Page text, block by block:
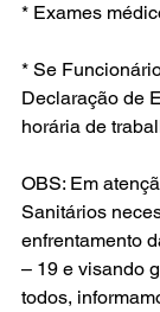
* Exames
* Se
Declaração de
horária de
OBS: Em
Sanitários
enfrentamento
– 19 e visando
todos,